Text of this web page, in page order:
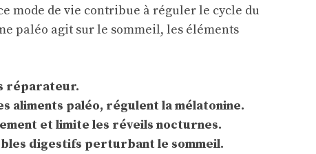
mode de vie contribue à réguler le cycle du
paléo agit sur le sommeil, les éléments
réparateur.
aliments paléo, régulent la mélatonine.
et limite les réveils nocturnes.
digestifs perturbant le sommeil.